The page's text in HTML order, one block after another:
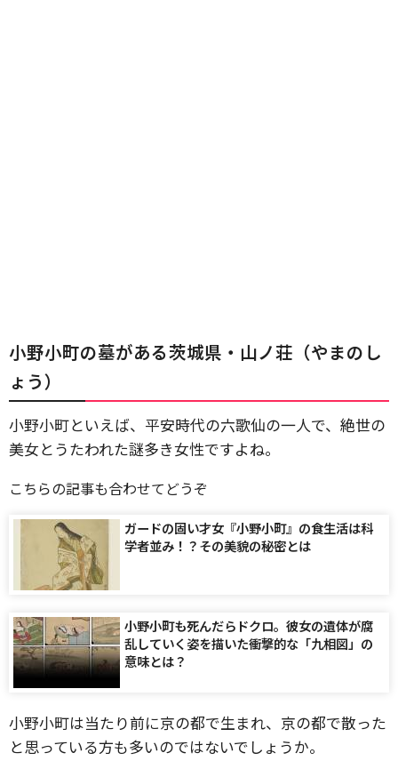
小野小町の墓がある茨城県・山ノ荘（やまのし
ょう）
小野小町といえば、平安時代の六歌仙の一人で、絶世の
美女とうたわれた謎多き女性ですよね。
こちらの記事も合わせてどうぞ
ガードの固い才女『小野小町』の食生活は科
学者並み！？その美貌の秘密とは
小野小町も死んだらドクロ。彼女の遺体が腐
乱していく姿を描いた衝撃的な「九相図」の
意味とは？
小野小町は当たり前に京の都で生まれ、京の都で散った
と思っている方も多いのではないでしょうか。